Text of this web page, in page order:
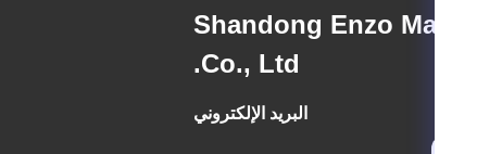
Shandong Enzo
Co., Ltd.
البريد الإلكتروني